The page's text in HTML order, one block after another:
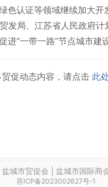
色认证等领域继续加大
发局、江苏省人民政府
“一带一路”节点城市建设
促动态内容，请点击 此
盐城市贸促会 | 盐城市国际商
苏ICP备2023002627号-1